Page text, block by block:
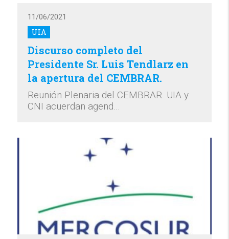
UIA
11/06/2021
Discurso completo del
Presidente Sr. Luis Tendlarz en
la apertura del CEMBRAR.
Reunión Plenaria del CEMBRAR. UIA y
CNI acuerdan agend…